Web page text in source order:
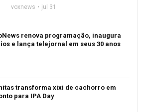
voxnews jul 31
renova programação, inaugura
e lança telejornal em seus 30 anos
transforma xixi de cachorro em
para IPA Day